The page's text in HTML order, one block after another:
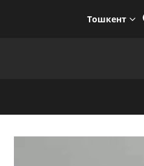
Тошкент